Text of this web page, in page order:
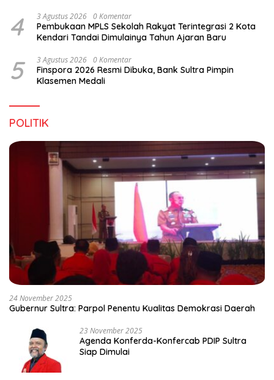
4 3 Agustus 2026 0 Komentar
Pembukaan MPLS Sekolah Rakyat Terintegrasi 2 Kota
Kendari Tandai Dimulainya Tahun Ajaran Baru
5 3 Agustus 2026 0 Komentar
Finspora 2026 Resmi Dibuka, Bank Sultra Pimpin
Klasemen Medali
POLITIK
24 November 2025
Gubernur Sultra: Parpol Penentu Kualitas Demokrasi Daerah
23 November 2025
Agenda Konferda-Konfercab PDIP Sultra
Siap Dimulai